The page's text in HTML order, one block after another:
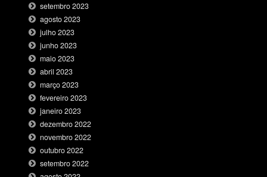
setembro 2023
agosto 2023
julho 2023
junho 2023
maio 2023
abril 2023
março 2023
fevereiro 2023
janeiro 2023
dezembro 2022
novembro 2022
outubro 2022
setembro 2022